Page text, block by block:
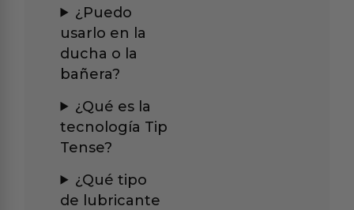
¿Puedo
usarlo en la
ducha o la
bañera?
¿Qué es la
tecnología Tip
Tense?
¿Qué tipo
de lubricante